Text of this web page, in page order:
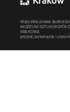
Wszystkie prawa
MUZEUM SZTUKI
KRAKOWA
projekt, wykonanie i